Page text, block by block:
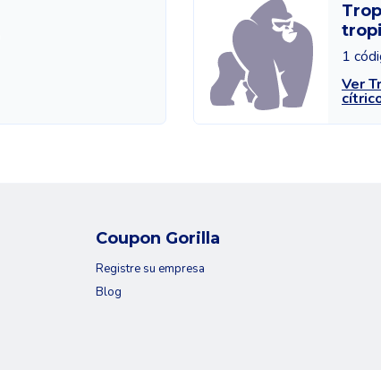
1
Ver
Coupon Gorilla
Registre su empresa
Blog